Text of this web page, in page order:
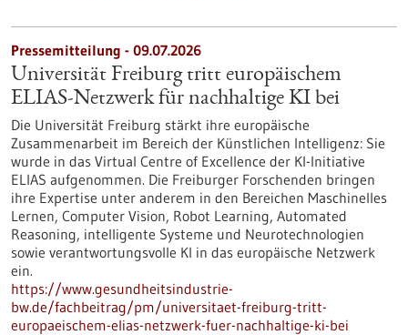
Pressemitteilung - 09.07.2026
Universität Freiburg tritt europäischem
ELIAS-Netzwerk für nachhaltige KI bei
Die Universität Freiburg stärkt ihre europäische
Zusammenarbeit im Bereich der Künstlichen Intelligenz: Sie
wurde in das Virtual Centre of Excellence der KI-Initiative
ELIAS aufgenommen. Die Freiburger Forschenden bringen
ihre Expertise unter anderem in den Bereichen Maschinelles
Lernen, Computer Vision, Robot Learning, Automated
Reasoning, intelligente Systeme und Neurotechnologien
sowie verantwortungsvolle KI in das europäische Netzwerk
ein.
https://www.gesundheitsindustrie-
bw.de/fachbeitrag/pm/universitaet-freiburg-tritt-
europaeischem-elias-netzwerk-fuer-nachhaltige-ki-bei